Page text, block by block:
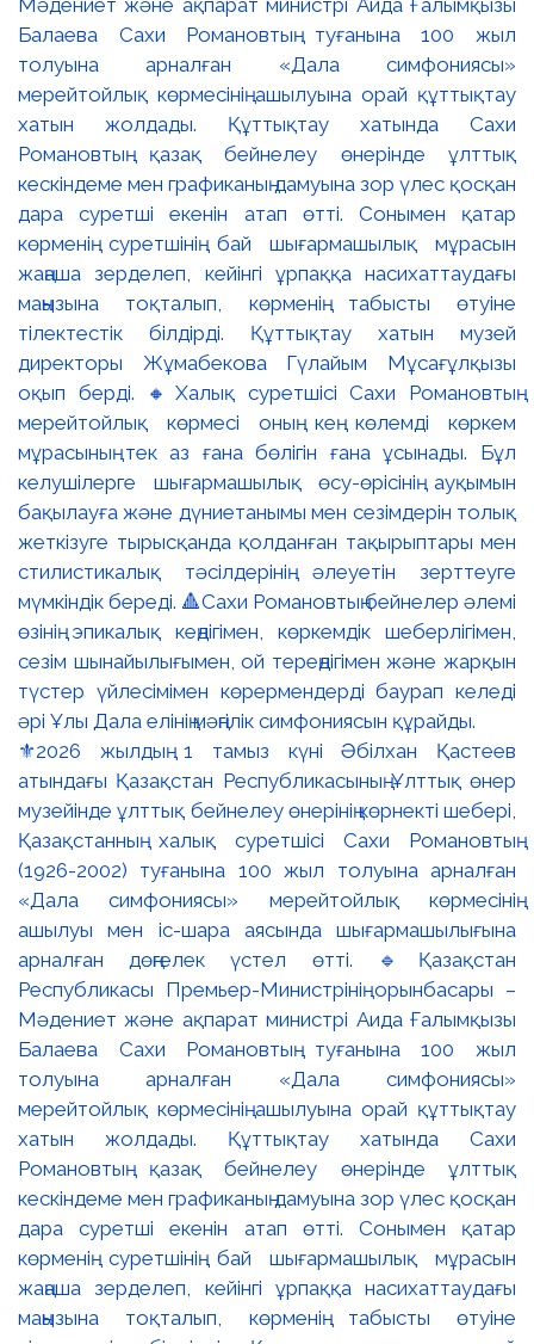
⚜️2026 жылдың 1 тамыз күні Әбілхан Қастеев
атындағы Қазақстан Республикасының Ұлттық өнер
музейінде ұлттық бейнелеу өнерінің көрнекті шебері,
Қазақстанның халық суретшісі Сахи Романовтың
(1926-2002) туғанына 100 жыл толуына арналған
«Дала симфониясы» мерейтойлық көрмесінің
ашылуы мен іс-шара аясында шығармашылығына
арналған дөңгелек үстел өтті. 🔹Қазақстан
Республикасы Премьер-Министрінің орынбасары –
Мәдениет және ақпарат министрі Аида Ғалымқызы
Балаева Сахи Романовтың туғанына 100 жыл
толуына арналған «Дала симфониясы»
мерейтойлық көрмесінің ашылуына орай құттықтау
хатын жолдады. Құттықтау хатында Сахи
Романовтың қазақ бейнелеу өнерінде ұлттық
кескіндеме мен графиканың дамуына зор үлес қосқан
дара суретші екенін атап өтті. Сонымен қатар
көрменің суретшінің бай шығармашылық мұрасын
жаңаша зерделеп, кейінгі ұрпаққа насихаттаудағы
маңызына тоқталып, көрменің табысты өтуіне